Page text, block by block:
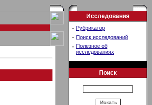
Исследования
· Рубрикатор
· Поиск исследований
· Полезное об
исследованиях
Поиск